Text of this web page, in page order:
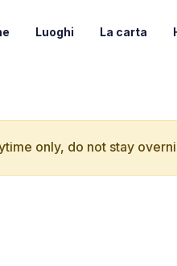
Luoghi La carta
only, do not stay